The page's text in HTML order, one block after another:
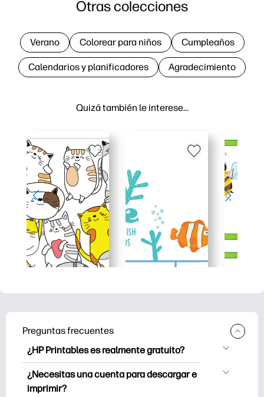
Quizá también le interese…
Otras colecciones
Verano Colorear para niños Cumpleaños
Calendarios y planificadores Agradecimiento
Preguntas frecuentes
¿HP Printables es realmente gratuito?
HP Printables ofrece más de 2500
imprimibles gratuitos para descargar e
¿Necesitas una cuenta para descargar e
imprimir?